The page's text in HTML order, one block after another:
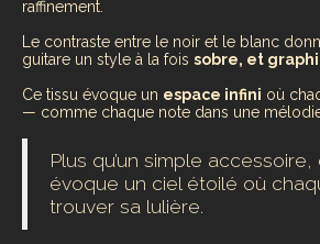
raffinement.
Le contraste entre le noir et le blanc
guitare un style à la fois sobre, et
Ce tissu évoque un espace infini où
— comme chaque note dans une
Plus qu’un simple
évoque un ciel étoilé où
trouver sa lulière.